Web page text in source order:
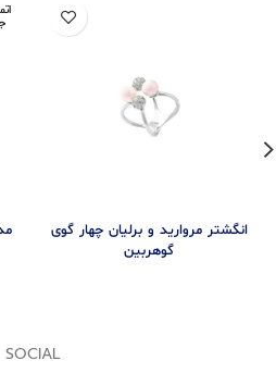
انگشتر مروارید و برلیان چهار گوی
گوهربین
SOCIAL